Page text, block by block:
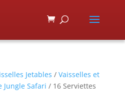
Jetables / Vaisselles et
Jungle Safari / 16 Serviettes